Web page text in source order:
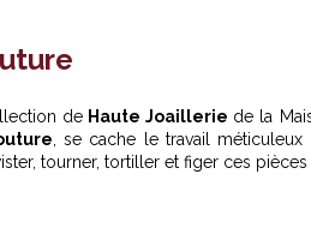
de Haute Joaillerie de la
, se cache le travail méticuleux
tourner, tortiller et figer ces pièces